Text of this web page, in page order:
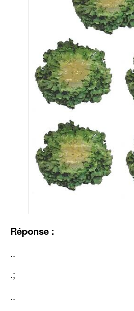
Réponse :
..
.;
..